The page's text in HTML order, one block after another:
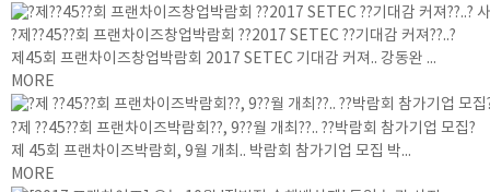
?제??45??회 프랜차이즈창업박람회 ??2017 SETEC ??기대감 커져??..?
제45회 프랜차이즈창업박람회 2017 SETEC 기대감 커져.. 강동완 ...
MORE
?제 ??45??회 프랜차이즈박람회??, 9??월 개최??.. ??박람회 참가기업 모집?
제 45회 프랜차이즈박람회, 9월 개최.. 박람회 참가기업 모집 박...
MORE